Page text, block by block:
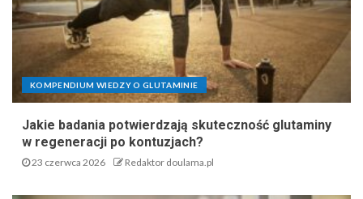
KOMPENDIUM WIEDZY O GLUTAMINIE
Jakie badania potwierdzają skuteczność glutaminy
w regeneracji po kontuzjach?
23 czerwca 2026 Redaktor doulama.pl